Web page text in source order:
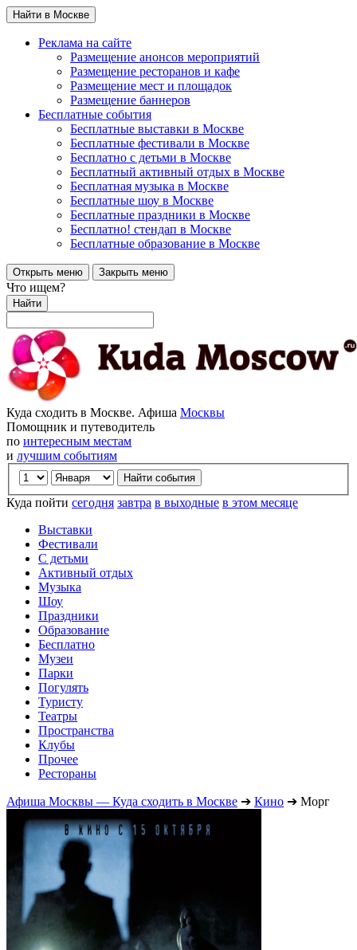
Найти в Москве
Реклама на сайте
Размещение анонсов мероприятий
Размещение ресторанов и кафе
Размещение мест и площадок
Размещение баннеров
Бесплатные события
Бесплатные выставки в Москве
Бесплатные фестивали в Москве
Бесплатно с детьми в Москве
Бесплатный активный отдых в Москве
Бесплатная музыка в Москве
Бесплатные шоу в Москве
Бесплатные праздники в Москве
Бесплатно! стендап в Москве
Бесплатные образование в Москве
Открыть меню Закрыть меню
Что ищем?
Найти
Куда сходить в Москве. Афиша Москвы
Помощник и путеводитель
по интересным местам
и лучшим событиям
Куда пойти сегодня завтра в выходные в этом месяце
Выставки
Фестивали
С детьми
Активный отдых
Музыка
Шоу
Праздники
Образование
Бесплатно
Музеи
Парки
Погулять
Туристу
Театры
Пространства
Клубы
Прочее
Рестораны
Афиша Москвы — Куда сходить в Москве ➔ Кино ➔ Морг